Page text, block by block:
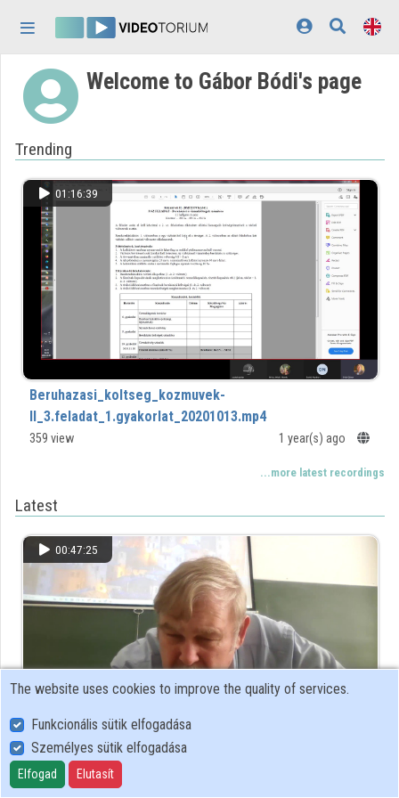
Home
Log In
Discovery
Categories
Playlists
Organizations
Contributors
Appearance: light
Welcome to Gábor Bódi's page
Trending
01:16:39
Beruhazasi_koltseg_kozmuvek-
II_3.feladat_1.gyakorlat_20201013.mp4
Beruhazasi_koltseg_kozmuvek-
359 view 1 year(s) ago
...more latest recordings
Latest
00:47:25
Csapadekhalozat_meretezese_kozmuvek-
II_2.feladat_1.gyakorlat_20241008_BG.mp4
Csapadekhalozat_meretezese_kozmuvek-
283 view 1 year(s) ago
The website uses cookies to improve the quality of services.
Funkcionális sütik elfogadása
Személyes sütik elfogadása
Elfogad Elutasít